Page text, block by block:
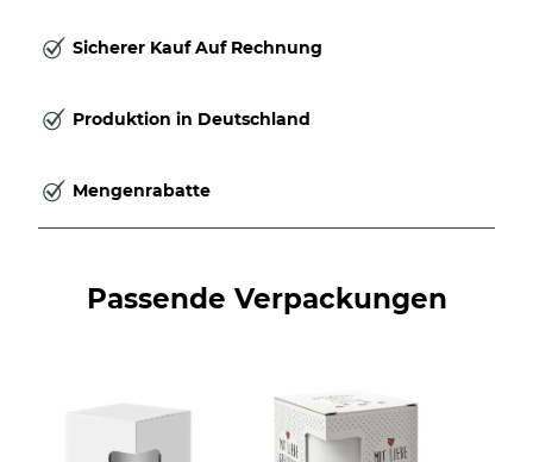
Sicherer Kauf Auf Rechnung
Produktion in Deutschland
Mengenrabatte
Passende Verpackungen